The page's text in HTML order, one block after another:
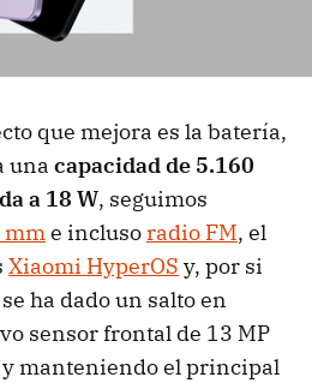
que mejora es la batería,
una capacidad de 5.160
a 18 W, seguimos
mme inclusoradio FM, el
Xiaomi HyperOS y, por si
ha dado un salto en
sensor frontal de 13 MP
manteniendo el principal